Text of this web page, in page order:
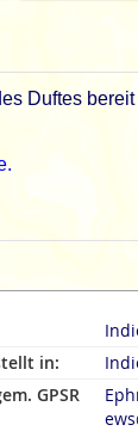
Duftes
in:
GPSR